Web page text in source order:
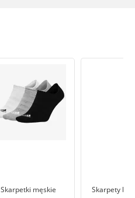
Skarpetki męskie Skarpety